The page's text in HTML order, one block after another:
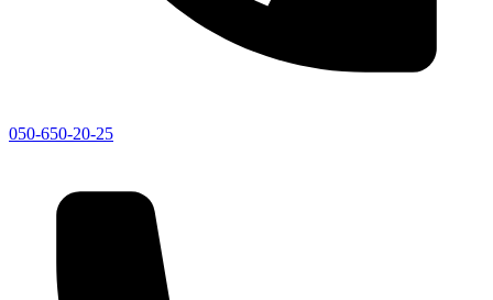
050-650-20-25